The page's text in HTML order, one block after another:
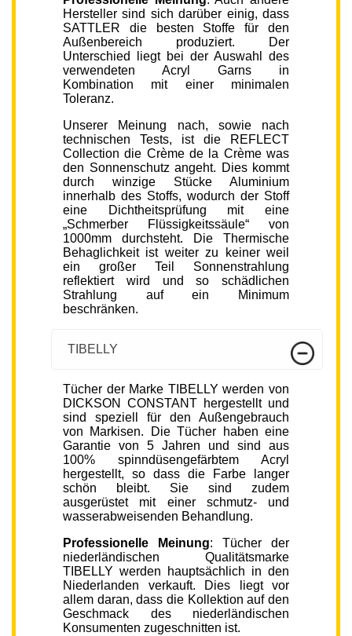
Hersteller sind sich darüber einig, dass
SATTLER die besten Stoffe für den
Außenbereich produziert. Der
Unterschied liegt bei der Auswahl des
verwendeten Acryl Garns in
Kombination mit einer minimalen
Toleranz.
Unserer Meinung nach, sowie nach
technischen Tests, ist die REFLECT
Collection die Crème de la Crème was
den Sonnenschutz angeht. Dies kommt
durch winzige Stücke Aluminium
innerhalb des Stoffs, wodurch der Stoff
eine Dichtheitsprüfung mit eine
„Schmerber Flüssigkeitssäule“ von
1000mm durchsteht. Die Thermische
Behaglichkeit ist weiter zu keiner weil
ein großer Teil Sonnenstrahlung
reflektiert wird und so schädlichen
Strahlung auf ein Minimum
beschränken.
TIBELLY
Tücher der Marke TIBELLY werden von
DICKSON CONSTANT hergestellt und
sind speziell für den Außengebrauch
von Markisen. Die Tücher haben eine
Garantie von 5 Jahren und sind aus
100% spinndüsengefärbtem Acryl
hergestellt, so dass die Farbe langer
schön bleibt. Sie sind zudem
ausgerüstet mit einer schmutz- und
wasserabweisenden Behandlung.
Professionelle Meinung: Tücher der
niederländischen Qualitätsmarke
TIBELLY werden hauptsächlich in den
Niederlanden verkauft. Dies liegt vor
allem daran, dass die Kollektion auf den
Geschmack des niederländischen
Konsumenten zugeschnitten ist.